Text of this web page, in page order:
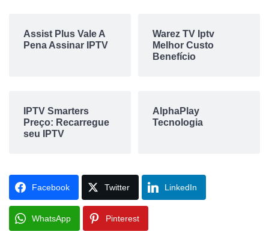
Assist Plus Vale A
Pena Assinar IPTV
Warez TV Iptv
Melhor Custo
Benefício
IPTV Smarters
Preço: Recarregue
seu IPTV
AlphaPlay
Tecnologia
Facebook Twitter LinkedIn
WhatsApp Pinterest